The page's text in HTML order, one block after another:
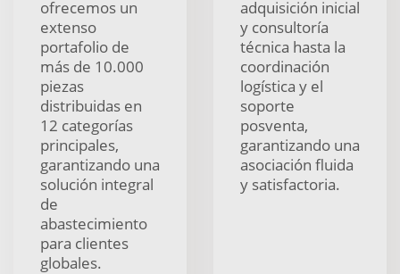
ofrecemos un
extenso
portafolio de
más de 10.000
piezas
distribuidas en
12 categorías
principales,
garantizando una
solución integral
de
abastecimiento
para clientes
globales.
adquisición inicial
y consultoría
técnica hasta la
coordinación
logística y el
soporte
posventa,
garantizando una
asociación fluida
y satisfactoria.